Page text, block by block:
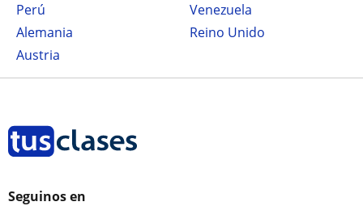
Perú
Venezuela
Alemania
Reino Unido
Austria
Seguinos en